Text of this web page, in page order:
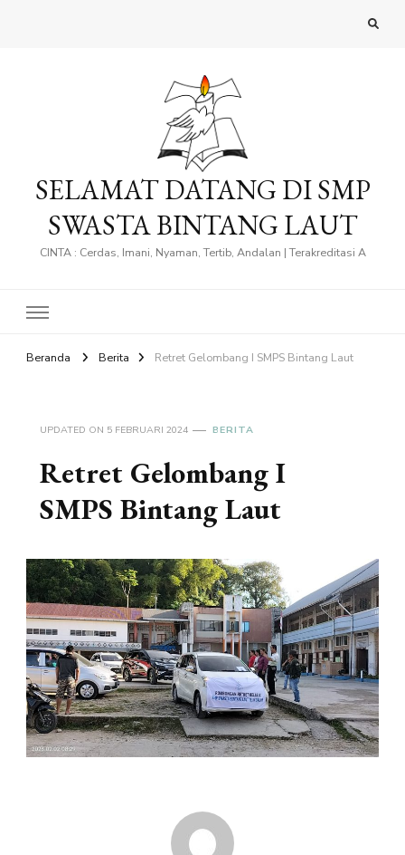
SELAMAT DATANG DI SMP
SWASTA BINTANG LAUT
CINTA : Cerdas, Imani, Nyaman, Tertib, Andalan | Terakreditasi A
Beranda Berita Retret Gelombang I SMPS Bintang Laut
UPDATED ON 5 FEBRUARI 2024 BERITA
Retret Gelombang I
SMPS Bintang Laut